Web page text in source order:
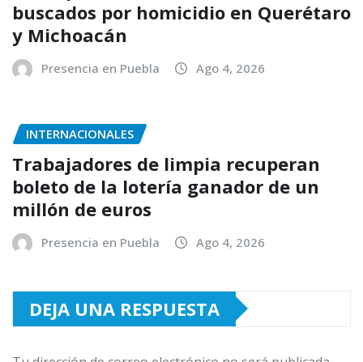
buscados por homicidio en Querétaro
y Michoacán
Presencia en Puebla Ago 4, 2026
INTERNACIONALES
Trabajadores de limpia recuperan
boleto de la lotería ganador de un
millón de euros
Presencia en Puebla Ago 4, 2026
DEJA UNA RESPUESTA